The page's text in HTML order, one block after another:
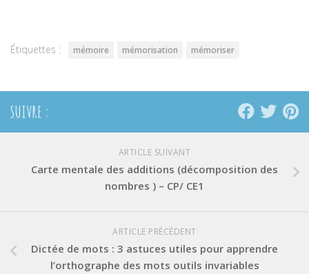
Étiquettes : mémoire mémorisation mémoriser
SUIVRE :
ARTICLE SUIVANT
Carte mentale des additions (décomposition des
nombres ) – CP/ CE1
ARTICLE PRÉCÉDENT
Dictée de mots : 3 astuces utiles pour apprendre
l’orthographe des mots outils invariables